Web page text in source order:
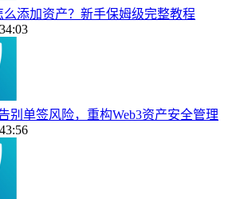
么添加资产？新手保姆级完整教程
别单签风险，重构Web3资产安全管理